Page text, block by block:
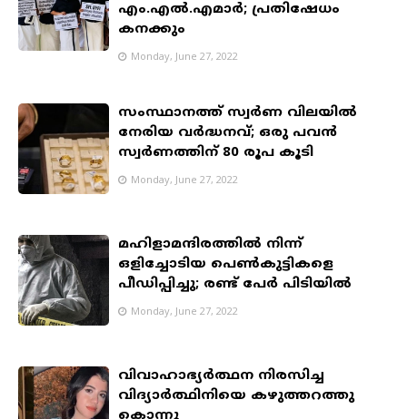
എം.എൽ.എമാർ; പ്രതിഷേധം
കനക്കും
Monday, June 27, 2022
സംസ്ഥാനത്ത് സ്വർണ വിലയിൽ
നേരിയ വർദ്ധനവ്; ഒരു പവൻ
സ്വർണത്തിന് 80 രൂപ കൂടി
Monday, June 27, 2022
മഹിളാമന്ദിരത്തിൽ നിന്ന്
ഒളിച്ചോടിയ പെൺകുട്ടികളെ
പീഡിപ്പിച്ചു; രണ്ട് പേര്‍ പിടിയിൽ
Monday, June 27, 2022
വിവാഹാഭ്യര്‍ത്ഥന നിരസിച്ച
വിദ്യാര്‍ത്ഥിനിയെ കഴുത്തറത്തു